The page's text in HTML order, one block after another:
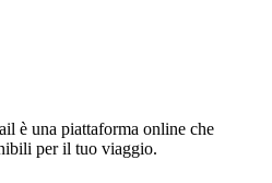
è una piattaforma online che
per il tuo viaggio.